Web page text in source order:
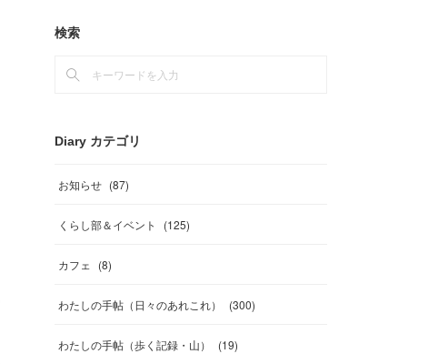
検索
Diary カテゴリ
お知らせ (87)
くらし部＆イベント (125)
カフェ (8)
わたしの手帖（日々のあれこれ） (300)
わたしの手帖（歩く記録・山） (19)